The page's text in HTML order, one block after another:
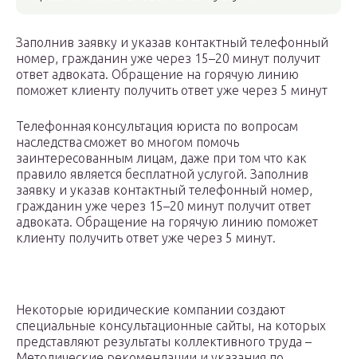
Заполнив заявку и указав контактный телефонный
номер, гражданин уже через 15–20 минут получит
ответ адвоката. Обращение на горячую линию
поможет клиенту получить ответ уже через 5 минут
Телефонная консультация юриста по вопросам
наследствасможет во многом помочь
заинтересованным лицам, даже при том что как
правило является бесплатной услугой. Заполнив
заявку и указав контактный телефонный номер,
гражданин уже через 15–20 минут получит ответ
адвоката. Обращение на горячую линию поможет
клиенту получить ответ уже через 5 минут.
Некоторые юридические компании создают
специальные консультационные сайты, на которых
представляют результаты коллективного труда –